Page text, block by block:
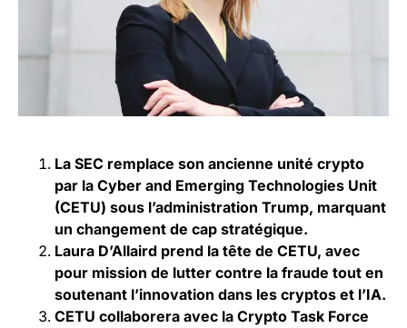
La SEC remplace son ancienne unité crypto
par la Cyber and Emerging Technologies Unit
(CETU) sous l’administration Trump, marquant
un changement de cap stratégique.
Laura D’Allaird prend la tête de CETU, avec
pour mission de lutter contre la fraude tout en
soutenant l’innovation dans les cryptos et l’IA.
CETU collaborera avec la Crypto Task Force